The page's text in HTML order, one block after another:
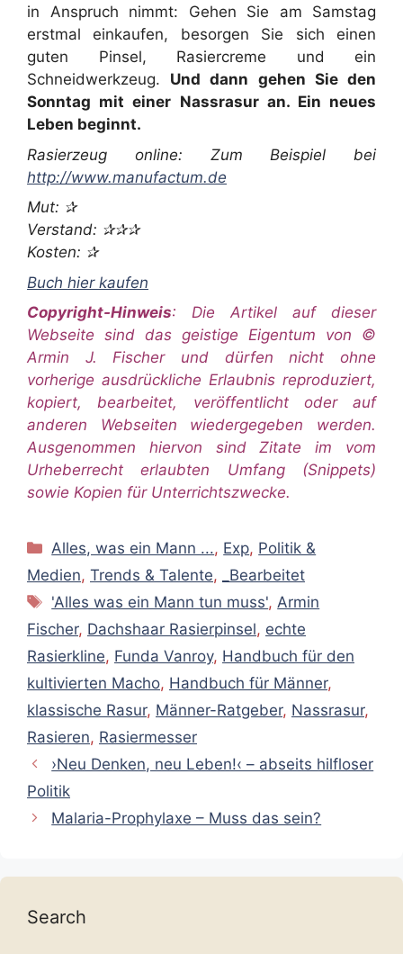
in Anspruch nimmt: Gehen Sie am Samstag
erstmal einkaufen, besorgen Sie sich einen
guten Pinsel, Rasiercreme und ein
Schneidwerkzeug. Und dann gehen Sie den
Sonntag mit einer Nassrasur an. Ein neues
Leben beginnt.
Rasierzeug online: Zum Beispiel bei
http://www.manufactum.de
Mut: ✰
Verstand: ✰✰✰
Kosten: ✰
Buch hier kaufen
Copyright-Hinweis: Die Artikel auf dieser
Webseite sind das geistige Eigentum von ©
Armin J. Fischer und dürfen nicht ohne
vorherige ausdrückliche Erlaubnis reproduziert,
kopiert, bearbeitet, veröffentlicht oder auf
anderen Webseiten wiedergegeben werden.
Ausgenommen hiervon sind Zitate im vom
Urheberrecht erlaubten Umfang (Snippets)
sowie Kopien für Unterrichtszwecke.
Kategorien
Alles, was ein Mann ..., Exp, Politik &
Medien, Trends & Talente,
_Bearbeitet
Schlagwörter
'Alles was ein Mann tun muss',Armin
Fischer, Dachshaar Rasierpinsel, echte
Rasierkline, Funda Vanroy, Handbuch für den
kultivierten Macho, Handbuch für Männer,
klassische Rasur, Männer-Ratgeber, Nassrasur,
Rasieren, Rasiermesser
›Neu Denken, neu Leben!‹ – abseits hilfloser
Politik
Malaria-Prophylaxe – Muss das sein?
Search